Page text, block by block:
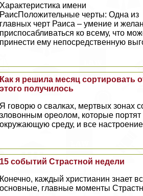
Хаpaктеристика имени
РаисПоложительные черты: Одна из
главных черт Раиса – умение и
приспосабливаться ко всему, что
принести ему непосредственную
Как я решила месяц сортировать
этого получилось
Я говорю о свалках, мертвых зонах
зловонным ореолом, которые портят
окружающую среду, и все
15 событий Страстной недели
Конечно, каждый христианин знает
основные, главные моменты